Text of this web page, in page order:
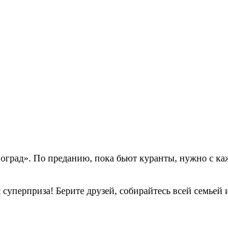
По преданию, пока бьют куранты, нужно с
Берите друзей, собирайтесь всей семьей